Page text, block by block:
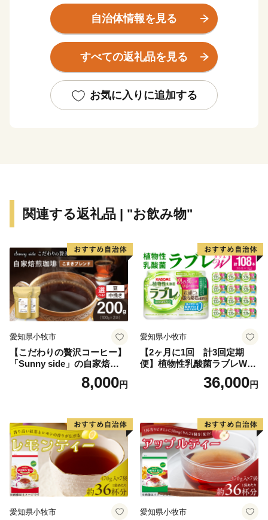
東日本大震災により甚大な被害を受けましたが、再生と
さらなる発展につながる「創造的な復興」に向けた取り
組みを推進し、県民の皆さんと力を合わせ、魅力ある宮
城を築いてまいります。
自治体情報を見る
すべての返礼品を見る
お気に入りに追加する
関連する返礼品 | "お飲み物"
愛知県小牧市
【こだわりの贅沢コーヒー】
「Sunny side」の自家焙煎珈
琲こまきブレンド（200g）
8,000円
愛知県小牧市
【2ヶ月に1回 計3回定期
便】植物性乳酸菌ラブレW
プレーン36本（計108本）
36,000円
愛知県小牧市 愛知県小牧市